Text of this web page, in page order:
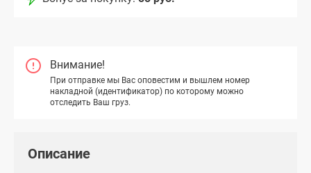
Внимание!
При отправке мы Вас оповестим и вышлем номер
накладной (идентификатор) по которому можно
отследить Ваш груз.
Описание